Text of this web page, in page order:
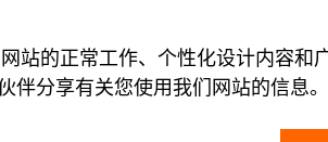
站的正常工作、个性化设计内容
伴分享有关您使用我们网站的信息。